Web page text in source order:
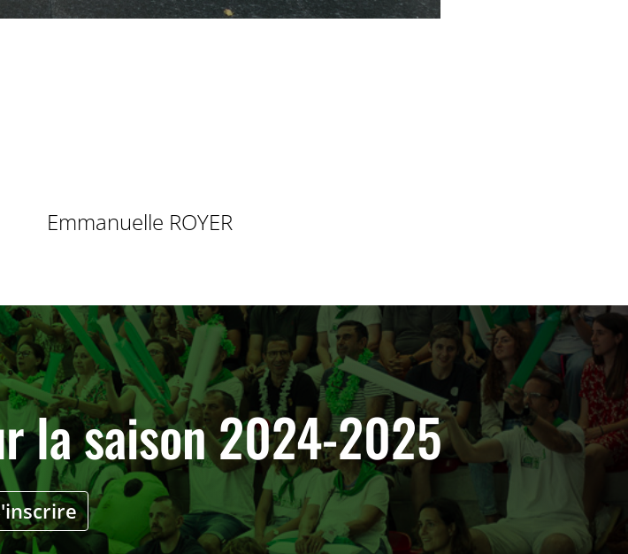
Emmanuelle ROYER
la saison 2024-2025